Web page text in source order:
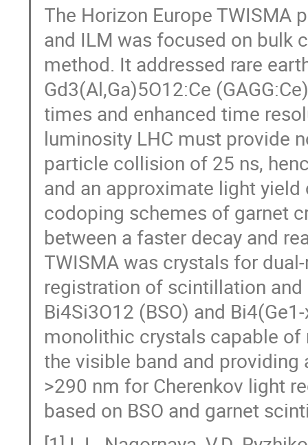
The Horizon Europe TWISMA
and ILM was focused on bulk
method. It addressed rare
Gd3(Al,Ga)5O12:Ce
times and enhanced time
luminosity LHC must provide
particle collision of 25 ns,
and an approximate light
codoping schemes of garnet
between a faster decay and
TWISMA was crystals for
registration of scintillation
Bi4Si3O12 (BSO) and
monolithic crystals capable
the visible band and
>290 nm for Cherenkov light
based on BSO and garnet